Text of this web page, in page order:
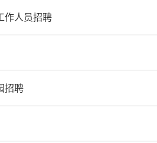
作人员招聘
招聘